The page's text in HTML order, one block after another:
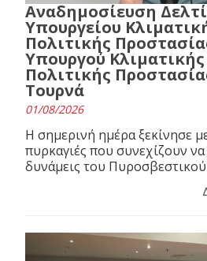
Αναδημοσίευση
Υπουργείου
Πολιτικής
Υπουργού
Πολιτικής
Τουρνά
01/08/2026
Η σημερινή ημέρα ξεκίνησε
πυρκαγιές που συνεχίζουν
δυνάμεις του